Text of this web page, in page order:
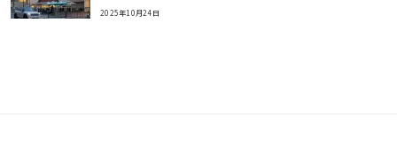
2025年10月24日